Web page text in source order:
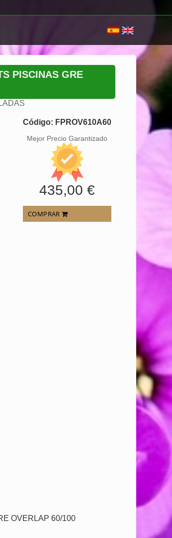
PISCINAS GRE
Código: FPROV610A60
Mejor Precio Garantizado
435,00 €
COMPRAR
OVERLAP 60/100